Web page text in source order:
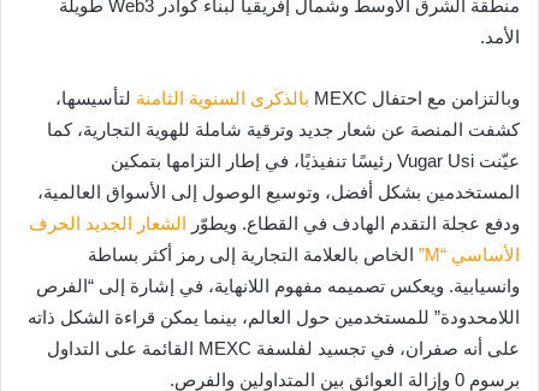
منطقة الشرق الأوسط وشمال إفريقيا لبناء كوادر Web3 طويلة
الأمد.
وبالتزامن مع احتفال MEXC بالذكرى السنوية الثامنة لتأسيسها،
كشفت المنصة عن شعار جديد وترقية شاملة للهوية التجارية، كما
عيّنت Vugar Usi رئيسًا تنفيذيًا، في إطار التزامها بتمكين
المستخدمين بشكل أفضل، وتوسيع الوصول إلى الأسواق العالمية،
ودفع عجلة التقدم الهادف في القطاع. ويطوّر الشعار الجديد الحرف
الأساسي “M”
الخاص بالعلامة التجارية إلى رمز أكثر بساطة
وانسيابية. ويعكس تصميمه مفهوم اللانهاية، في إشارة إلى “الفرص
اللامحدودة” للمستخدمين حول العالم، بينما يمكن قراءة الشكل ذاته
على أنه صفران، في تجسيد لفلسفة MEXC القائمة على التداول
برسوم 0 وإزالة العوائق بين المتداولين والفرص.